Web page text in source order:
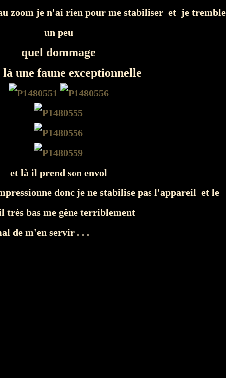
zoom je n'ai rien pour me stabiliser et je tremble
un peu
quel dommage
une faune exceptionnelle
et là il prend son envol
donc je ne stabilise pas l'appareil et le
très bas me gêne terriblement
de m'en servir . . .